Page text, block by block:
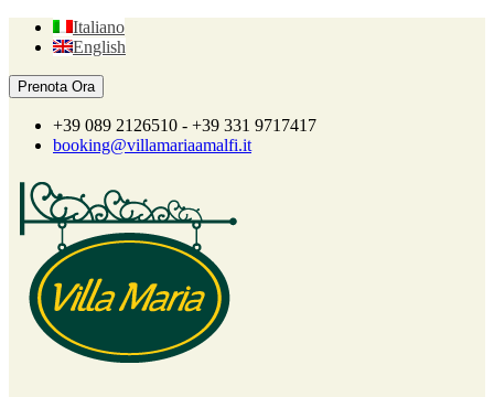
Italiano
English
+39 089 2126510 - +39 331 9717417
booking@villamariaamalfi.it